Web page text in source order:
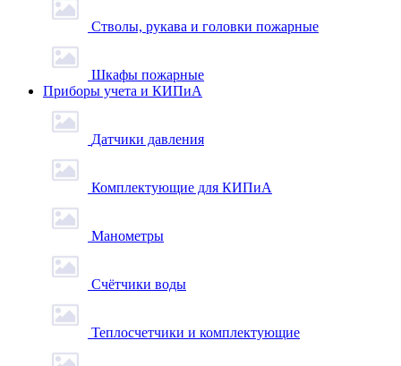
Стволы, рукава и головки пожарные
Шкафы пожарные
Приборы учета и КИПиА
Датчики давления
Комплектующие для КИПиА
Манометры
Счётчики воды
Теплосчетчики и комплектующие